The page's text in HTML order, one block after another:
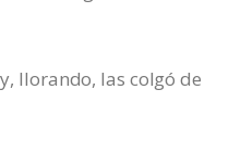
llorando, las colgó de